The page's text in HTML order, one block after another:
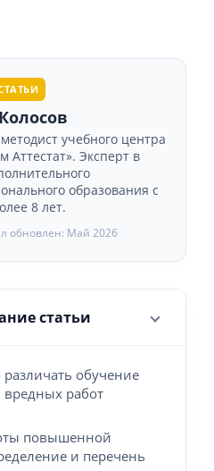
учебного центра
Аттестат». Эксперт в
образования с
8 лет.
обновлен: Май 2026
статьи
обучение
работ
повышенной
и перечень